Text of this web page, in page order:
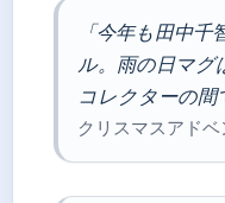
「今年も田中
ル。雨の日マグ
コレクターの間
クリスマスアド